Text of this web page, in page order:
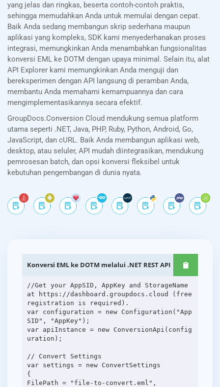
yang jelas dan ringkas, beserta contoh-contoh praktis,
sehingga memudahkan Anda untuk memulai dengan cepat.
Baik Anda sedang membangun skrip sederhana maupun
aplikasi yang kompleks, SDK kami menyederhanakan proses
integrasi, memungkinkan Anda menambahkan fungsionalitas
konversi EML ke DOTM dengan upaya minimal. Selain itu, alat
API Explorer kami memungkinkan Anda menguji dan
bereksperimen dengan API langsung di peramban Anda,
membantu Anda memahami kemampuannya dan cara
mengimplementasikannya secara efektif.
GroupDocs.Conversion Cloud mendukung semua platform
utama seperti .NET, Java, PHP, Ruby, Python, Android, Go,
JavaScript, dan cURL. Baik Anda membangun aplikasi web,
desktop, atau seluler, API mudah diintegrasikan, mendukung
pemrosesan batch, dan opsi konversi fleksibel untuk
kebutuhan pengembangan di dunia nyata.
Konversi EML ke DOTM melalui .NET REST API
//Get your AppSID, AppKey and StorageName
at https://dashboard.groupdocs.cloud (free
registration is required).
var configuration = new Configuration("App
SID", "AppKey");
var apiInstance = new ConversionApi(config
uration);
// Convert Settings
var settings = new ConvertSettings
{
FilePath = "file-to-convert.eml",